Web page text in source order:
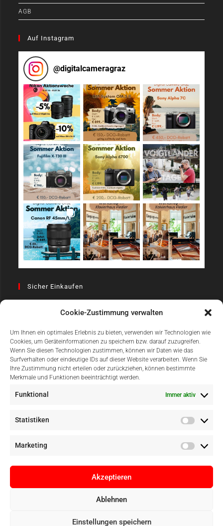
Cookie-Zustimmung verwalten
Um Ihnen ein optimales Erlebnis zu bieten, verwenden wir Technologien wie
Cookies, um Geräteinformationen zu speichern bzw. darauf zuzugreifen.
Wenn Sie diesen Technologien zustimmen, können wir Daten wie das
Surfverhalten oder eindeutige IDs auf dieser Website verarbeiten. Wenn Sie
Ihre Zustimmung nicht erteilen oder zurückziehen, können bestimmte
Merkmale und Funktionen beeinträchtigt werden.
Funktional Immer aktiv
Statistiken
Marketing
Akzeptieren
Ablehnen
Einstellungen speichern
AGB
Auf Instagram
@digitalcameragraz
Sicher Einkaufen
Einfach Online Bezahlen
Copyright © Digital Camera Graz 2022. Alle Rechte vorbehalten. E-
Commerce bypathways digital, Mallorca